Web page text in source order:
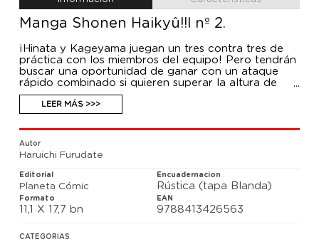
Manga Shonen Haikyû!!l nº 2.
¡Hinata y Kageyama juegan un tres contra tres de
práctica con los miembros del equipo! Pero tendrán
buscar una oportunidad de ganar con un ataque
rápido combinado si quieren superar la altura de
Tsukishima. Por lo tanto, Kageyama se ve obligado a
efectuar una colocación en el momento idóneo para
que Hinata pueda exprimir al máximo sus
habilidades. ¡¡En el momento en el que sus
capacidades se yuxtaponen, nace el famoso dúo
que hará historia!!
LEER MÁS >>>
Autor
Haruichi Furudate
Editorial
Planeta Cómic
Encuadernacion
Rústica (tapa Blanda)
Formato
11,1 X 17,7 bn
EAN
9788413426563
CATEGORIAS